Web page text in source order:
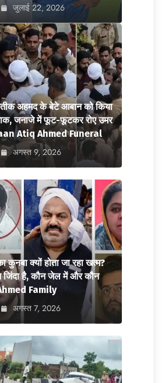
जुलाई 22, 2026
अहमद के बेटे आबान को किया
जनाजे में फूट-फूटकर रोए उमर
Atiq Ahmed Funeral
अगस्त 9, 2026
क्यों होता जा रहा खत्म?
जिंदा है, कौन जेल में और कौन
Family
अगस्त 7, 2026